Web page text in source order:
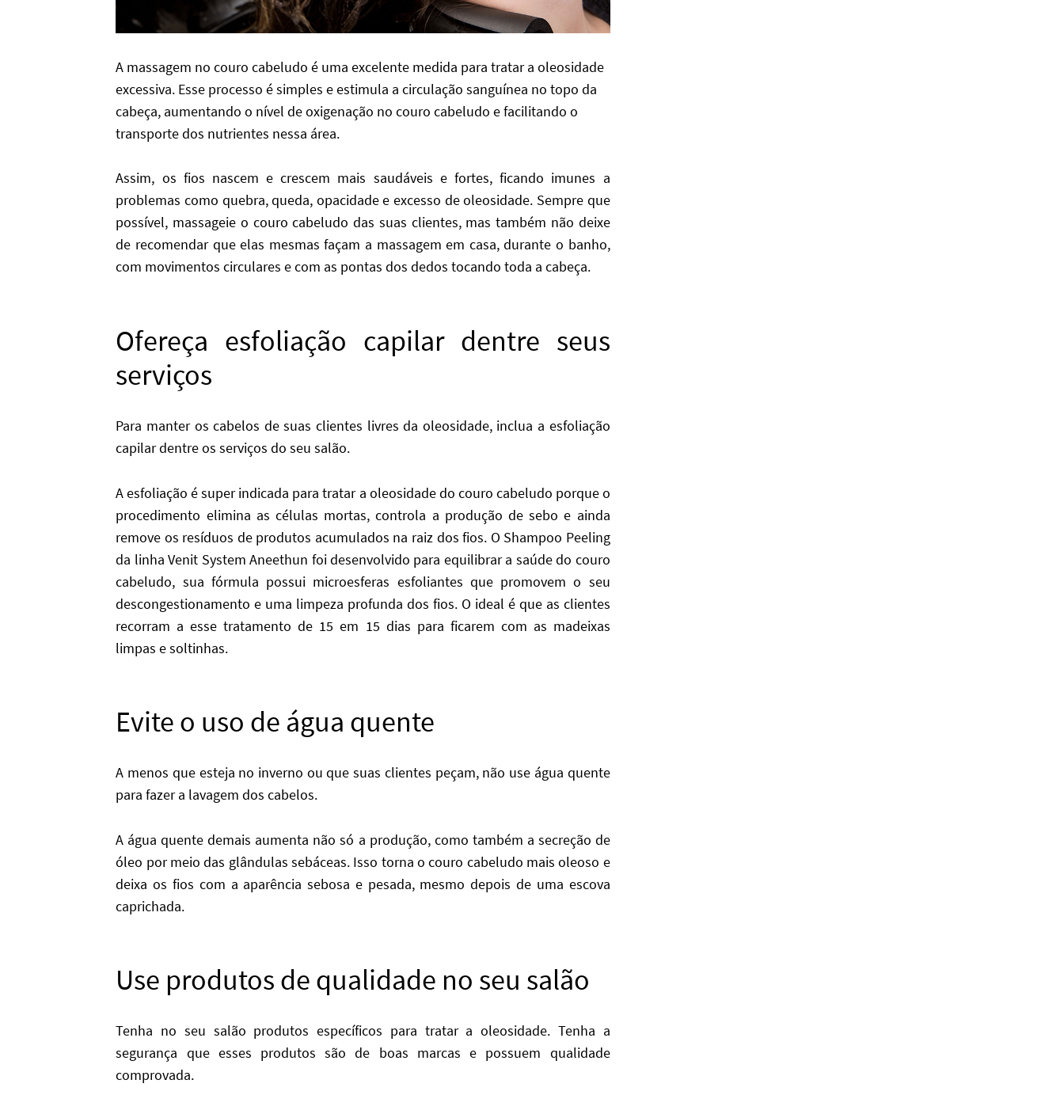
A massagem no couro cabeludo é uma excelente medida para tratar a oleosidade
excessiva. Esse processo é simples e estimula a circulação sanguínea no topo da
cabeça, aumentando o nível de oxigenação no couro cabeludo e facilitando o
transporte dos nutrientes nessa área.
Assim, os fios nascem e crescem mais saudáveis e fortes, ficando imunes a
problemas como quebra, queda, opacidade e excesso de oleosidade. Sempre que
possível, massageie o couro cabeludo das suas clientes, mas também não deixe
de recomendar que elas mesmas façam a massagem em casa, durante o banho,
com movimentos circulares e com as pontas dos dedos tocando toda a cabeça.
Ofereça esfoliação capilar dentre seus
serviços
Para manter os cabelos de suas clientes livres da oleosidade, inclua a esfoliação
capilar dentre os serviços do seu salão.
A esfoliação é super indicada para tratar a oleosidade do couro cabeludo porque o
procedimento elimina as células mortas, controla a produção de sebo e ainda
remove os resíduos de produtos acumulados na raiz dos fios. O Shampoo Peeling
da linha Venit System Aneethun foi desenvolvido para equilibrar a saúde do couro
cabeludo, sua fórmula possui microesferas esfoliantes que promovem o seu
descongestionamento e uma limpeza profunda dos fios. O ideal é que as clientes
recorram a esse tratamento de 15 em 15 dias para ficarem com as madeixas
limpas e soltinhas.
Evite o uso de água quente
A menos que esteja no inverno ou que suas clientes peçam, não use água quente
para fazer a lavagem dos cabelos.
A água quente demais aumenta não só a produção, como também a secreção de
óleo por meio das glândulas sebáceas. Isso torna o couro cabeludo mais oleoso e
deixa os fios com a aparência sebosa e pesada, mesmo depois de uma escova
caprichada.
Use produtos de qualidade no seu salão
Tenha no seu salão produtos específicos para tratar a oleosidade. Tenha a
segurança que esses produtos são de boas marcas e possuem qualidade
comprovada.